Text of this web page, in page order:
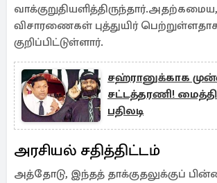
விசாரணைகள் புத்துயிர்
குறிப்பிட்டுள்ளார்.
சஹ்ரானுக்காக
சட்டத்தரணி!
பதிலடி
அரசியல் சதித்திட்டம்
அத்தோடு, இந்தத் தாக்குதலுக்குப்